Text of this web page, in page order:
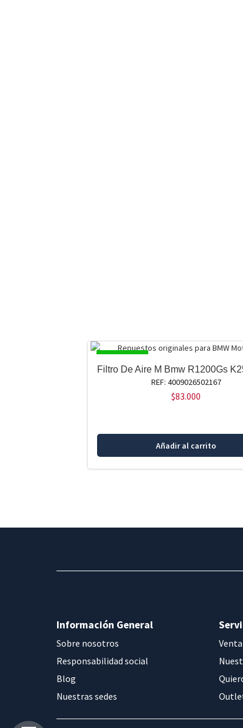
DISPONIBLE
Filtro De Aire M Bmw R1200Gs
REF: 4009026502167
$83.000
Añadir al carrito
Información General
Sobre nosotros
Responsabilidad social
Blog
Nuestras sedes